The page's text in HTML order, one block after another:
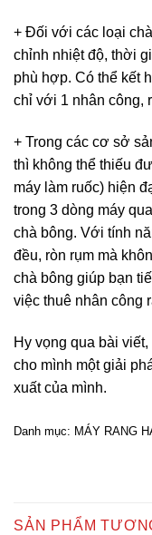
+ Đối với các loại
chỉnh nhiệt độ, thời
phù hợp. Có thể kết
chỉ với 1 nhân công,
+ Trong các cơ sở
thì không thể thiếu
máy làm ruốc) hiện
trong 3 dòng máy
chà bông. Với tính
đều, ròn rụm mà
chà bông giúp bạn
việc thuê nhân công
Hy vọng qua bài
cho mình một giải
xuất của mình.
Danh mục: MÁY RANG
SẢN PHẨM